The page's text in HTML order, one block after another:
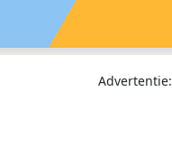
Advertentie: